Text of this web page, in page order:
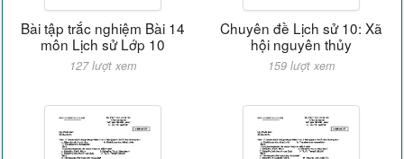
Bài tập trắc nghiệm Bài 14
môn Lịch sử Lớp 10
127 lượt xem
Chuyên đề Lịch sử 10: Xã
hội nguyên thủy
159 lượt xem